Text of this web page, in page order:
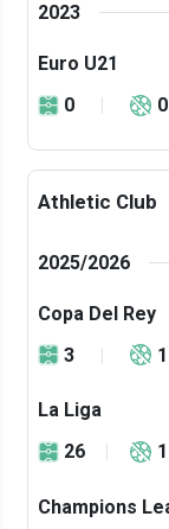
2023
Euro U21
0
0
Athletic Club
2025/2026
Copa Del Rey
3
1
La Liga
26
1
Champions